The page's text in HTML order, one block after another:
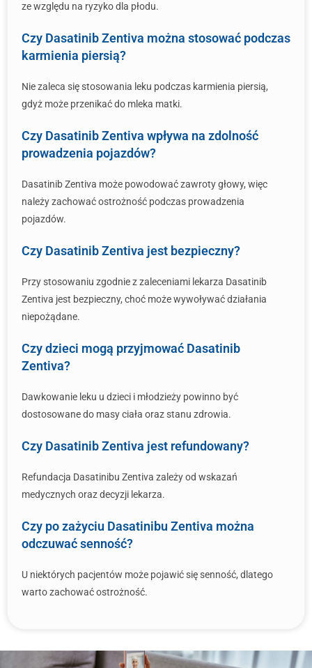
ze względu na ryzyko dla płodu.
Czy Dasatinib Zentiva można stosować podczas
karmienia piersią?
Nie zaleca się stosowania leku podczas karmienia piersią,
gdyż może przenikać do mleka matki.
Czy Dasatinib Zentiva wpływa na zdolność
prowadzenia pojazdów?
Dasatinib Zentiva może powodować zawroty głowy, więc
należy zachować ostrożność podczas prowadzenia
pojazdów.
Czy Dasatinib Zentiva jest bezpieczny?
Przy stosowaniu zgodnie z zaleceniami lekarza Dasatinib
Zentiva jest bezpieczny, choć może wywoływać działania
niepożądane.
Czy dzieci mogą przyjmować Dasatinib
Zentiva?
Dawkowanie leku u dzieci i młodzieży powinno być
dostosowane do masy ciała oraz stanu zdrowia.
Czy Dasatinib Zentiva jest refundowany?
Refundacja Dasatinibu Zentiva zależy od wskazań
medycznych oraz decyzji lekarza.
Czy po zażyciu Dasatinibu Zentiva można
odczuwać senność?
U niektórych pacjentów może pojawić się senność, dlatego
warto zachować ostrożność.